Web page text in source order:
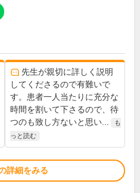
先生が親切に詳しく説明
してくださるので有難いで
す。患者一人当たりに充分な
時間を割いて下さるので、待
つのも致し方ないと思い...
も
っと読む
詳細をみる